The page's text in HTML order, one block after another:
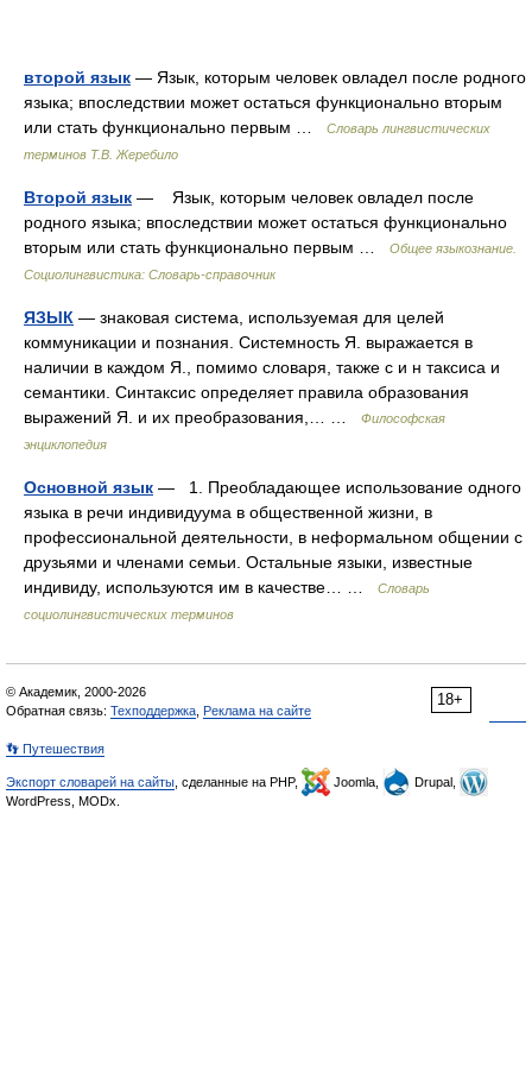
второй язык — Язык, которым человек овладел после родного
языка; впоследствии может остаться функционально вторым
или стать функционально первым …
Словарь лингвистических
терминов Т.В. Жеребило
Второй язык — Язык, которым человек овладел после
родного языка; впоследствии может остаться функционально
вторым или стать функционально первым …
Общее языкознание.
Социолингвистика: Словарь-справочник
ЯЗЫК — знаковая система, используемая для целей
коммуникации и познания. Системность Я. выражается в
наличии в каждом Я., помимо словаря, также с и н таксиса и
семантики. Синтаксис определяет правила образования
выражений Я. и их преобразования,… …
Философская
энциклопедия
Основной язык — 1. Преобладающее использование одного
языка в речи индивидуума в общественной жизни, в
профессиональной деятельности, в неформальном общении с
друзьями и членами семьи. Остальные языки, известные
индивиду, используются им в качестве… …
Словарь
социолингвистических терминов
18+
© Академик, 2000-2026
Обратная связь: Техподдержка Реклама на сайте
👣 Путешествия
Экспорт словарей на сайты , сделанные на PHP, Joomla,
Drupal,
WordPress, MODx.